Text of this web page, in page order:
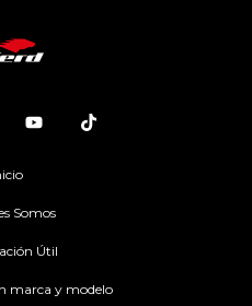
Somos
Útil
marca y modelo